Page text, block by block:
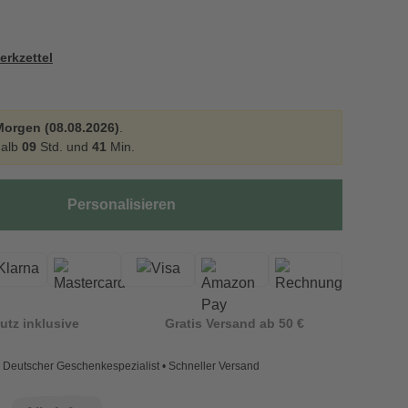
(08.08.2026)
09 Std. und 41 Min.
Personalisieren
inklusive Gratis Versand ab 50 €
Deutscher Geschenkespezialist • Schneller Versand